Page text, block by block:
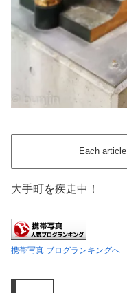
Each
大手町を疾走中！
携帯写真 ブログランキングへ